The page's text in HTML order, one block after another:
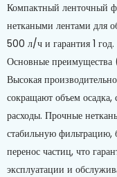
Компактный ленточный
неткаными лентами для
500 л/ч и гарантия 1 год.
Основные
Высокая
сокращают объем
расходы. Прочные
стабильную фильтрацию,
перенос частиц, что
эксплуатации и